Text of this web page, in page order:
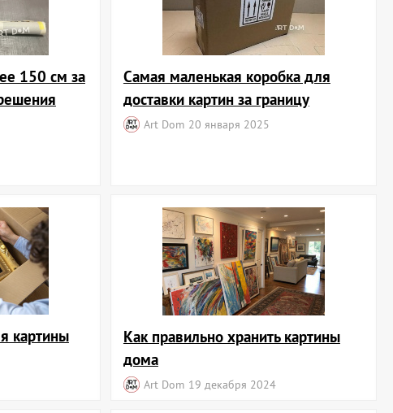
150 см за
Самая маленькая коробка для
доставки картин за границу
Art Dom 20 января 2025
картины
Как правильно хранить картины
дома
Art Dom 19 декабря 2024